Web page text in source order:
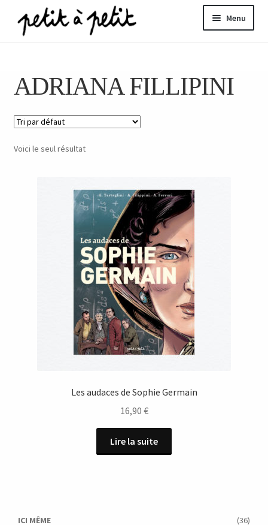
Aller
à
Aller
au
Menu
ADRIANA FILLIPINI
Voici le seul résultat
Les audaces de Sophie Germain
16,90 €
Lire la suite
ICI MÊME
(36)